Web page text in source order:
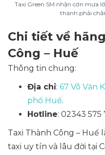
Taxi Green SM nhận cơn mưa
thành phải
Chi tiết về
Công – Huế
Thông tin chung:
Địa chỉ: 67 Võ Văn
phố Huế.
Hotline: 02343 575
Taxi Thành Công –
taxi uy tín và lâu đời tại